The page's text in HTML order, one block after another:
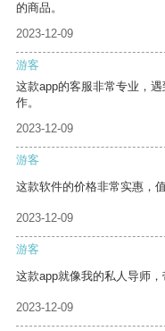
的商品。
2023-12-09
游客
这款app的客服非常专业，
作。
2023-12-09
游客
这款软件的价格非常实惠，值
2023-12-09
游客
这款app就像我的私人导师，
2023-12-09